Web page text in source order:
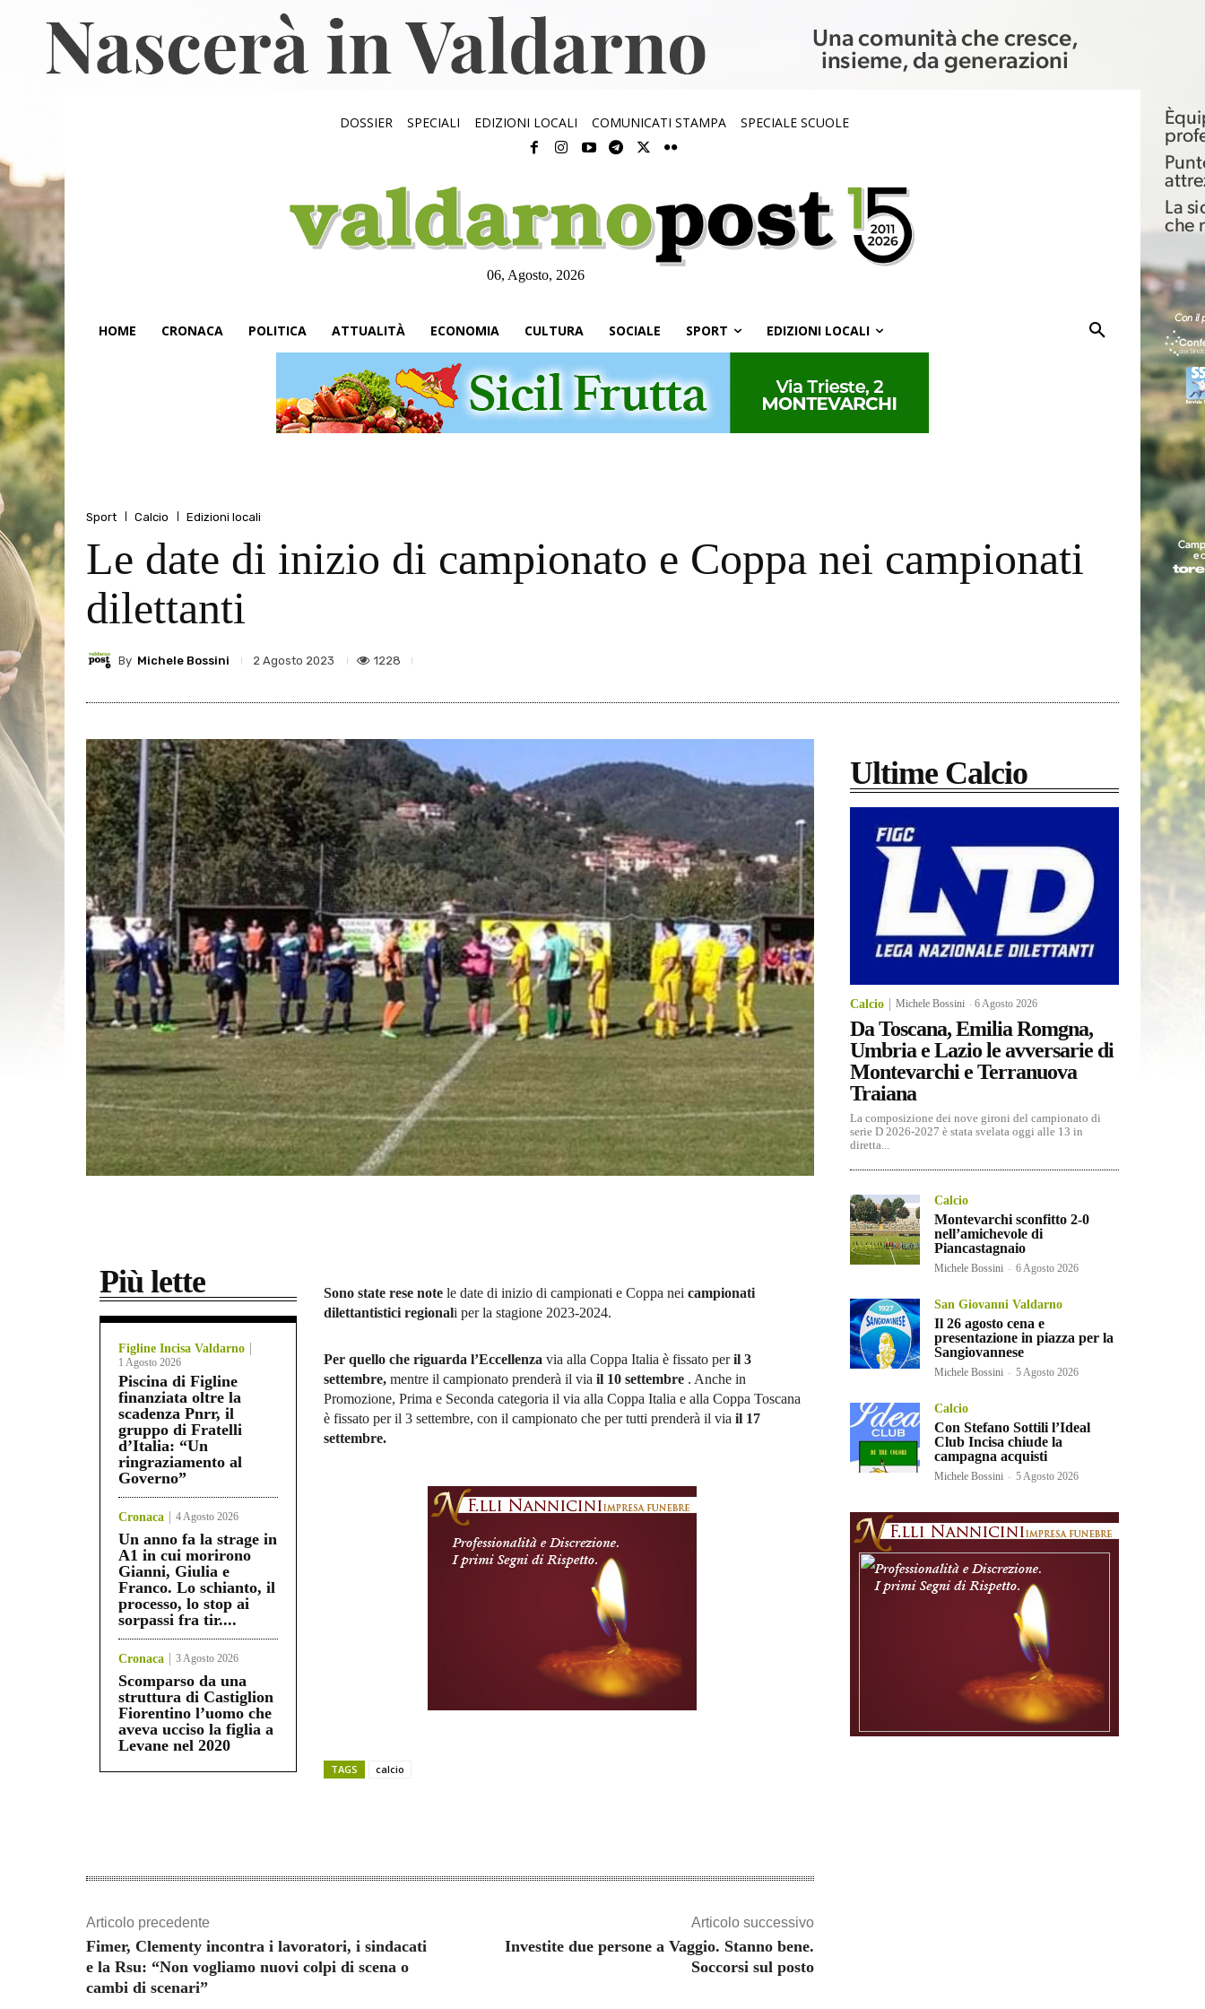
DOSSIER SPECIALI EDIZIONI LOCALI COMUNICATI STAMPA SPECIALE SCUOLE
06, Agosto, 2026
HOME CRONACA POLITICA ATTUALITÀ ECONOMIA CULTURA SOCIALE SPORT EDIZIONI LOCALI
Sport Calcio Edizioni locali
Le date di inizio di campionato e Coppa nei campionati
dilettanti
By Michele Bossini 2 Agosto 2023 1228
Più lette
Figline Incisa Valdarno
1 Agosto 2026
Piscina di Figline
finanziata oltre la
scadenza Pnrr, il
gruppo di Fratelli
d’Italia: “Un
ringraziamento al
Governo”
Cronaca 4 Agosto 2026
Un anno fa la strage in
A1 in cui morirono
Gianni, Giulia e
Franco. Lo schianto, il
processo, lo stop ai
sorpassi fra tir....
Cronaca 3 Agosto 2026
Scomparso da una
struttura di Castiglion
Fiorentino l’uomo che
aveva ucciso la figlia a
Levane nel 2020
Sono state rese note le date di inizio di campionati e Coppa nei campionati
dilettantistici regionali per la stagione 2023-2024.
Per quello che riguarda l’Eccellenza via alla Coppa Italia è fissato peril 3
settembre, mentre il campionato prenderà il via il 10 settembre . Anche in
Promozione, Prima e Seconda categoria il via alla Coppa Italia e alla Coppa Toscana
è fissato per il 3 settembre, con il campionato che per tutti prenderà il via il 17
settembre.
TAGS calcio
Articolo precedente
Fimer, Clementy incontra i lavoratori, i sindacati
e la Rsu: “Non vogliamo nuovi colpi di scena o
cambi di scenari”
Articolo successivo
Investite due persone a Vaggio. Stanno bene.
Soccorsi sul posto
Ultime Calcio
Calcio Michele Bossini -6 Agosto 2026
Da Toscana, Emilia Romgna,
Umbria e Lazio le avversarie di
Montevarchi e Terranuova
Traiana
La composizione dei nove gironi del campionato di
serie D 2026-2027 è stata svelata oggi alle 13 in
diretta...
Calcio
Montevarchi sconfitto 2-0
nell’amichevole di
Piancastagnaio
Michele Bossini - 6 Agosto 2026
San Giovanni Valdarno
Il 26 agosto cena e
presentazione in piazza per la
Sangiovannese
Michele Bossini - 5 Agosto 2026
Calcio
Con Stefano Sottili l’Ideal
Club Incisa chiude la
campagna acquisti
Michele Bossini - 5 Agosto 2026